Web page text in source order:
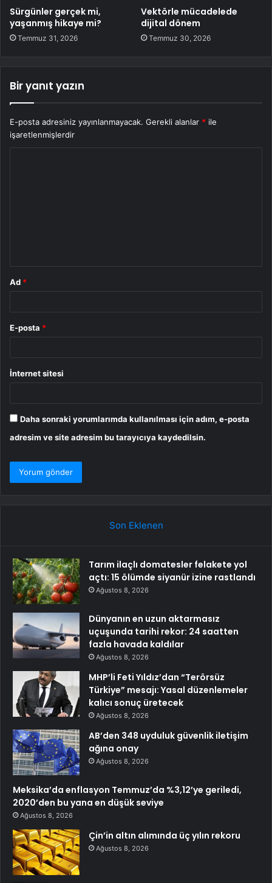
Sürgünler gerçek mi,
yaşanmış hikaye mi?
Temmuz 31, 2026
Vektörle mücadelede
dijital dönem
Temmuz 30, 2026
Bir yanıt yazın
E-posta adresiniz yayınlanmayacak. Gerekli alanlar * ile
işaretlenmişlerdir
Ad *
E-posta *
İnternet sitesi
Daha sonraki yorumlarımda kullanılması için adım, e-posta
adresim ve site adresim bu tarayıcıya kaydedilsin.
Son Eklenen
Tarım ilaçlı domatesler felakete yol
açtı: 15 ölümde siyanür izine rastlandı
Ağustos 8, 2026
Dünyanın en uzun aktarmasız
uçuşunda tarihi rekor: 24 saatten
fazla havada kaldılar
Ağustos 8, 2026
MHP’li Feti Yıldız’dan “Terörsüz
Türkiye” mesajı: Yasal düzenlemeler
kalıcı sonuç üretecek
Ağustos 8, 2026
AB’den 348 uyduluk güvenlik iletişim
ağına onay
Ağustos 8, 2026
Meksika’da enflasyon Temmuz’da %3,12’ye geriledi,
2020’den bu yana en düşük seviye
Ağustos 8, 2026
Çin’in altın alımında üç yılın rekoru
Ağustos 8, 2026